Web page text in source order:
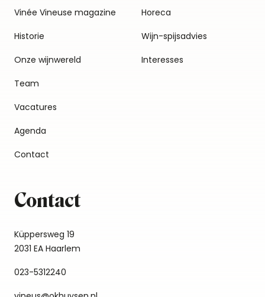
Vinée Vineuse magazine
Historie
Onze wijnwereld
Team
Vacatures
Agenda
Contact
Horeca
Wijn-spijsadvies
Interesses
Contact
Küppersweg 19
2031 EA Haarlem
023-5312240